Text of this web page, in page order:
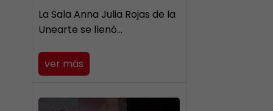
​La Sala Anna Julia Rojas de la
Unearte se llenó…
ver más